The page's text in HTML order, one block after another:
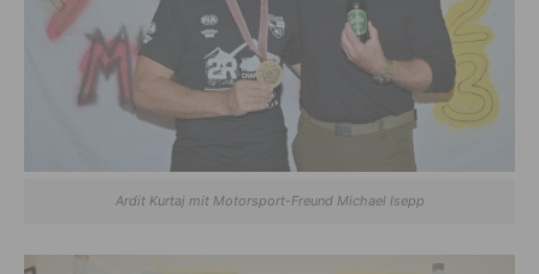
Ardit Kurtaj mit Motorsport-Freund Michael Isepp